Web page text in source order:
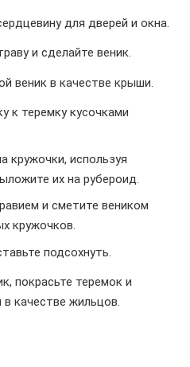
для дверей и окна.
и сделайте веник.
веник в качестве крыши.
к теремку кусочками
кружочки, используя
их на рубероид.
и сметите веником
кружочков.
подсохнуть.
покрасьте теремок и
качестве жильцов.